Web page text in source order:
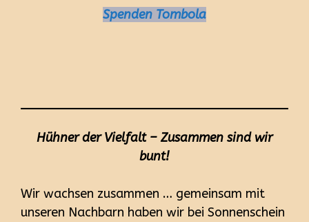
Spenden Tombola
Hühner der Vielfalt – Zusammen sind wir
bunt!
Wir wachsen zusammen … gemeinsam mit
unseren Nachbarn haben wir bei Sonnenschein